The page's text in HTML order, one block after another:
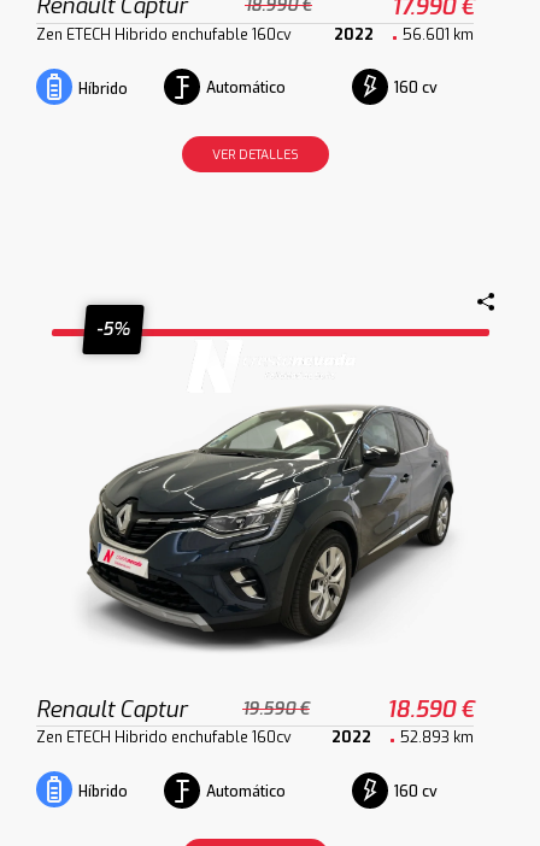
18.990 € 17.990 €
Zen ETECH Hibrido enchufable 160cv 2022 56.601 km
Híbrido Automático 160 cv
VER DETALLES
-5%
Renault Captur 19.590 € 18.590 €
Zen ETECH Hibrido enchufable 160cv 2022 52.893 km
Híbrido Automático 160 cv